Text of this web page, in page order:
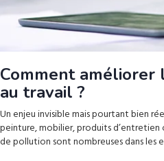
Comment améliorer
au travail ?
Un enjeu invisible mais pourtant bien
peinture, mobilier, produits
de pollution sont nombreuses dans les